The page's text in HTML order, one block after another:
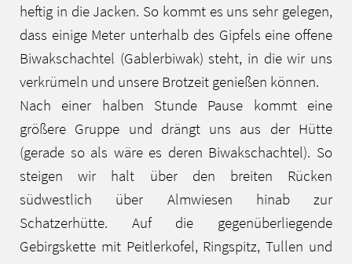
heftig in die Jacken. So kommt es uns sehr gelegen,
dass einige Meter unterhalb des Gipfels eine offene
Biwakschachtel (Gablerbiwak) steht, in die wir uns
verkrümeln und unsere Brotzeit genießen können.
Nach einer halben Stunde Pause kommt eine
größere Gruppe und drängt uns aus der Hütte
(gerade so als wäre es deren Biwakschachtel). So
steigen wir halt über den breiten Rücken
südwestlich über Almwiesen hinab zur
Schatzerhütte. Auf die gegenüberliegende
Gebirgskette mit Peitlerkofel, Ringspitz, Tullen und